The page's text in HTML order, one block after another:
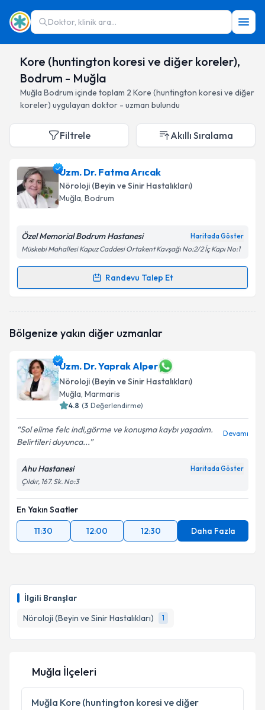
Doktor, klinik ara...
Kore (huntington koresi ve diğer koreler),
Bodrum - Muğla
Muğla Bodrum içinde toplam 2 Kore (huntington koresi ve diğer
koreler) uygulayan doktor - uzman bulundu
İlgili Branşlar
Nöroloji (Beyin ve Sinir Hastalıkları)
1
Filtrele Akıllı Sıralama
Uzm. Dr. Fatma Arıcak
Nöroloji (Beyin ve Sinir Hastalıkları)
Muğla, Bodrum
Özel Memorial Bodrum Hastanesi Haritada Göster
Müskebi Mahallesi Kapuz Caddesi Ortakent Kavşağı No:2/2 İç Kapı No:1
Randevu Talep Et
Randevu Takvimi Talebi
oluşturun. Size bu uzmandan randevu almanız için bir
E-posta Adresiniz
Kişisel verilerimin işlenmesine ilişkinAydınlatma
Metni'ni okudum ve kişisel verilerimin belirtilen
Bölgenize yakın diğer uzmanlar
Uzm. Dr. Yaprak Alper
Nöroloji (Beyin ve Sinir Hastalıkları)
Muğla, Marmaris
4.8 (3 Değerlendirme)
Sol elime felc indi,görme ve konuşma kaybı yaşadım.
Belirtileri duyunca...
Devamı
Ahu Hastanesi Haritada Göster
Çıldır, 167. Sk. No:3
En Yakın Saatler
11:30
12:00 12:30 Daha Fazla
Muğla İlçeleri
Muğla Kore (huntington koresi ve diğer